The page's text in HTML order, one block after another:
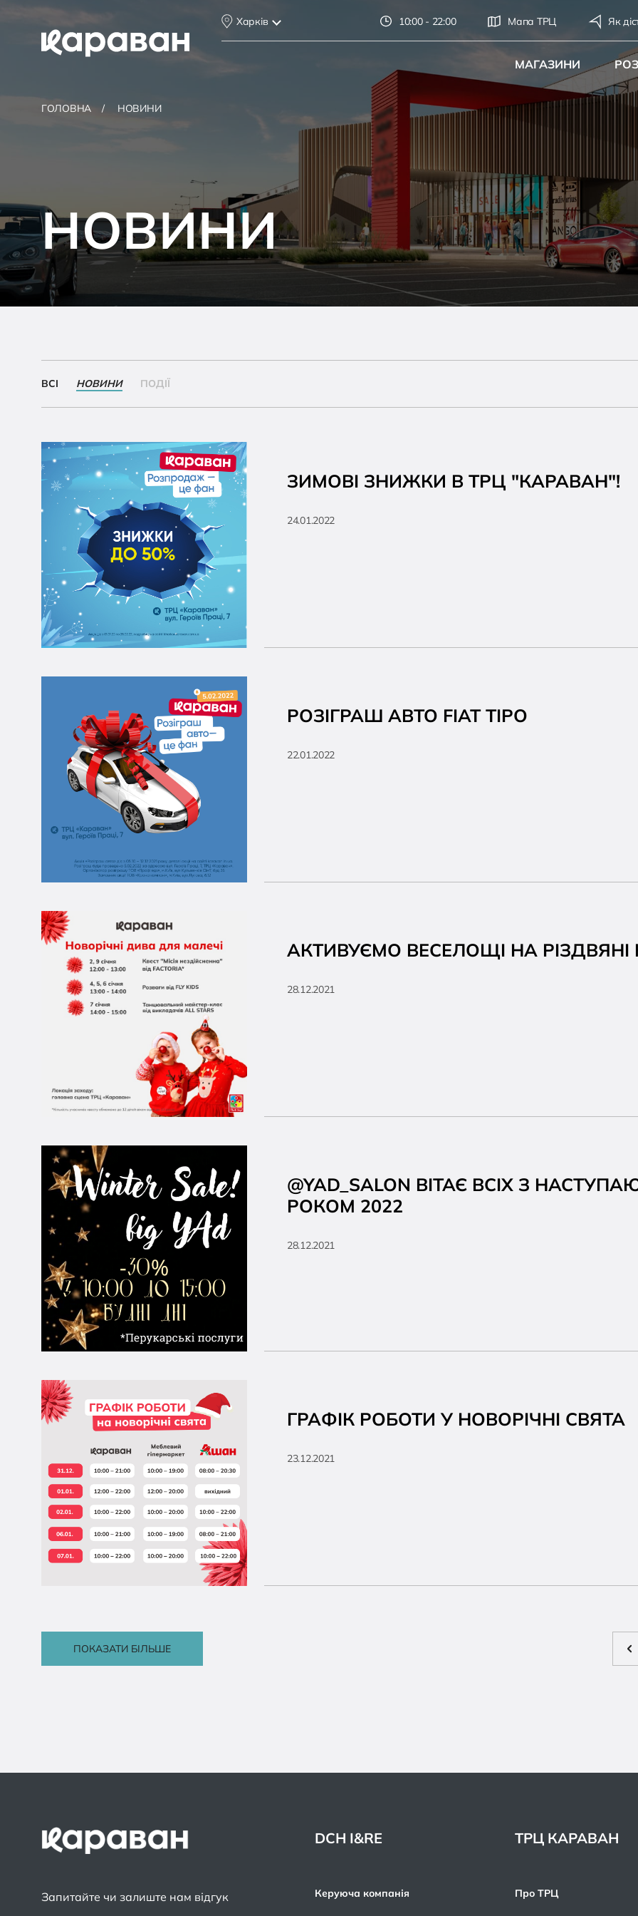
Харків 10:00 - 22:00 Мапа ТРЦ Як
МАГАЗИНИ
ГОЛОВНА НОВИНИ
НОВИНИ
ВСІ НОВИНИ ПОДІЇ
ЗИМОВІ ЗНИЖКИ В ТРЦ "КАРАВАН"!
24.01.2022
РОЗІГРАШ АВТО FIAT TIPO
22.01.2022
АКТИВУЄМО ВЕСЕЛОЩІ НА РІЗДВЯНІ
28.12.2021
@YAD_SALON ВІТАЄ ВСІХ З
РОКОМ 2022
28.12.2021
ГРАФІК РОБОТИ У НОВОРІЧНІ СВЯТА
23.12.2021
ПОКАЗАТИ БІЛЬШЕ
Запитайте чи залиште нам відгук
DCH I&RE
Керуюча компанія
ТРЦ КАРАВАН
Про ТРЦ